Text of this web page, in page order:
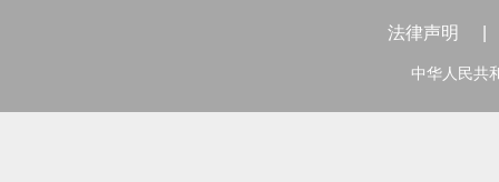
法律声明
中华人民共